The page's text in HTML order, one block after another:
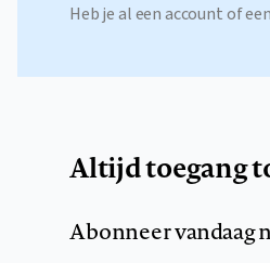
Heb je al een account of
Altijd toegang
Abonneer vandaag